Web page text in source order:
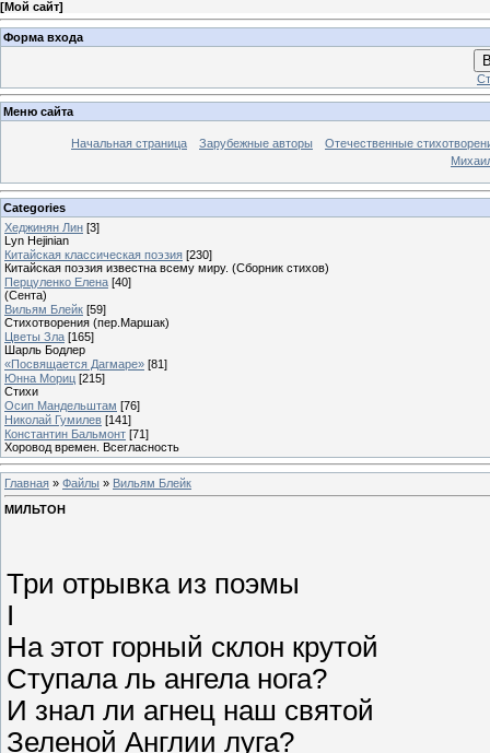
[Мой сайт]
Форма входа
Меню сайта
Начальная страница Зарубежные авторы
Отечественные
Categories
Хеджинян Лин [3]
Lyn Hejinian
Китайская классическая поэзия [230]
Китайская поэзия известна всему миру. (Сборник стихов)
Перцуленко Елена [40]
(Сента)
Вильям Блейк [59]
Стихотворения (пер.Маршак)
Цветы Зла [165]
Шарль Бодлер
«Посвящается Дагмаре» [81]
Юнна Мориц [215]
Стихи
Осип Мандельштам [76]
Николай Гумилев [141]
Константин Бальмонт [71]
Хоровод времен. Всегласность
Главная » Файлы » Вильям Блейк
МИЛЬТОН
Три отрывка из поэмы
I
На этот горный склон крутой
Ступала ль ангела нога?
И знал ли агнец наш святой
Зеленой Англии луга?